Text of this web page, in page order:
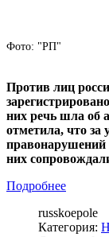
Фото: "РП"
Против лиц
них речь шла об
отметила, что за
правонарушений
них
Подробнее
russkoepole
Категория: